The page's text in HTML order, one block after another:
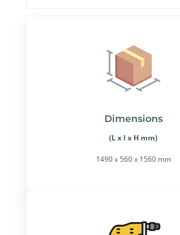
Dimensions
(L x l x H mm)
1490 x 560 x 1560 mm